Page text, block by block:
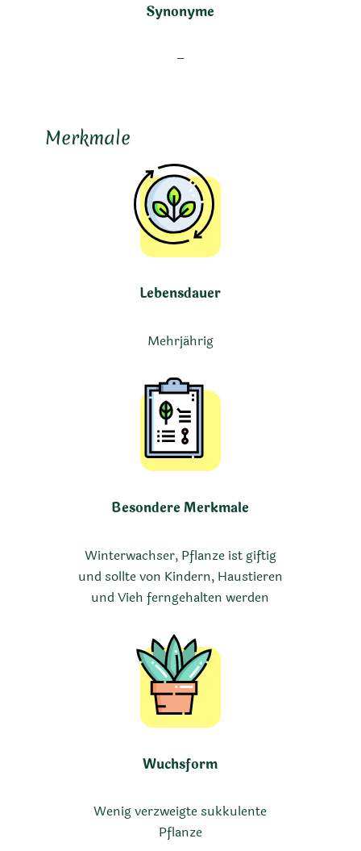
Synonyme
–
Merkmale
Lebensdauer
Mehrjährig
Besondere Merkmale
Winterwachser, Pflanze ist giftig
und sollte von Kindern, Haustieren
und Vieh ferngehalten werden
Wuchsform
Wenig verzweigte sukkulente
Pflanze